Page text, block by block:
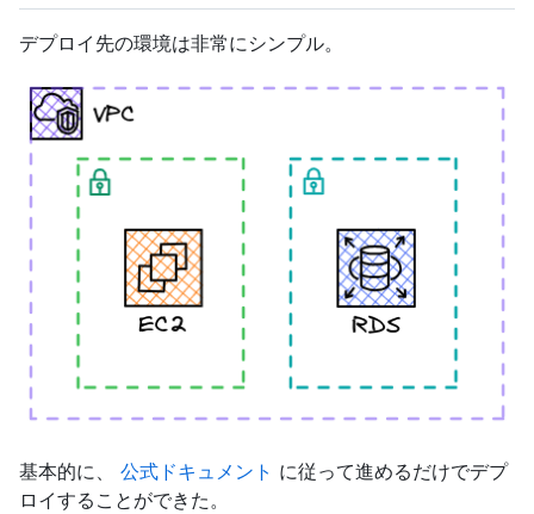
デプロイ先の環境は非常にシンプル。
基本的に、 公式ドキュメント に従って進めるだけでデプ
ロイすることができた。